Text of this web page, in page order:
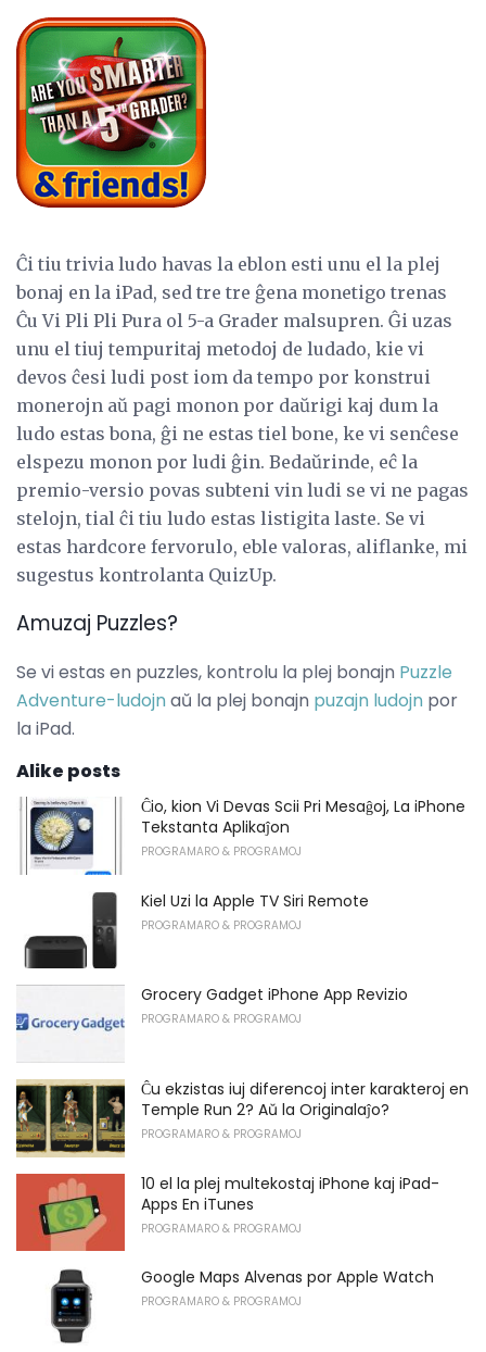
Ĉi tiu trivia ludo havas la eblon esti unu el la plej
bonaj en la iPad, sed tre tre ĝena monetigo trenas
Ĉu Vi Pli Pli Pura ol 5-a Grader malsupren. Ĝi uzas
unu el tiuj tempuritaj metodoj de ludado, kie vi
devos ĉesi ludi post iom da tempo por konstrui
monerojn aŭ pagi monon por daŭrigi kaj dum la
ludo estas bona, ĝi ne estas tiel bone, ke vi senĉese
elspezu monon por ludi ĝin. Bedaŭrinde, eĉ la
premio-versio povas subteni vin ludi se vi ne pagas
stelojn, tial ĉi tiu ludo estas listigita laste. Se vi
estas hardcore fervorulo, eble valoras, aliflanke, mi
sugestus kontrolanta QuizUp.
Amuzaj Puzzles?
Se vi estas en puzzles, kontrolu la plej bonajn Puzzle
Adventure-ludojnaŭ la plej bonajn puzajn ludojn por
la iPad.
Alike posts
Ĉio, kion Vi Devas Scii Pri Mesaĝoj, La iPhone
Tekstanta Aplikaĵon
PROGRAMARO & PROGRAMOJ
Kiel Uzi la Apple TV Siri Remote
PROGRAMARO & PROGRAMOJ
Grocery Gadget iPhone App Revizio
PROGRAMARO & PROGRAMOJ
Ĉu ekzistas iuj diferencoj inter karakteroj en
Temple Run 2? Aŭ la Originalaĵo?
PROGRAMARO & PROGRAMOJ
10 el la plej multekostaj iPhone kaj iPad-
Apps En iTunes
PROGRAMARO & PROGRAMOJ
Google Maps Alvenas por Apple Watch
PROGRAMARO & PROGRAMOJ